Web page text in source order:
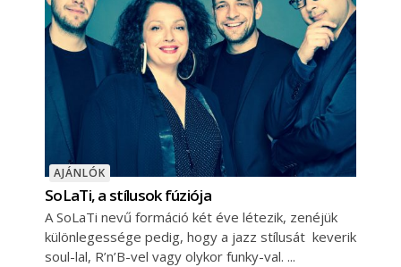
AJÁNLÓK
SoLaTi, a stílusok fúziója
A SoLaTi nevű formáció két éve létezik, zenéjük
különlegessége pedig, hogy a jazz stílusát keverik
soul-lal, R’n’B-vel vagy olykor funky-val.